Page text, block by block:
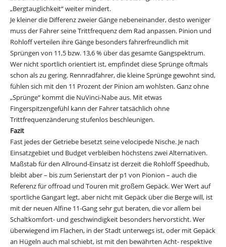
„Bergtauglichkeit“ weiter mindert.
Je kleiner die Differenz zweier Gänge nebeneinander, desto weniger
muss der Fahrer seine Trittfrequenz dem Rad anpassen. Pinion und
Rohloff verteilen ihre Gänge besonders fahrerfreundlich mit
Sprüngen von 11,5 bzw. 13,6 % über das gesamte Gangspektrum.
Wer nicht sportlich orientiert ist, empfindet diese Sprünge oftmals
schon als zu gering. Rennradfahrer, die kleine Sprünge gewohnt sind,
fühlen sich mit den 11 Prozent der Pinion am wohlsten. Ganz ohne
„Sprünge“ kommt die NuVinci-Nabe aus. Mit etwas
Fingerspitzengefühl kann der Fahrer tatsächlich ohne
Trittfrequenzänderung stufenlos beschleunigen.
Fazit
Fast jedes der Getriebe besetzt seine velocipede Nische. Je nach
Einsatzgebiet und Budget verbleiben höchstens zwei Alternativen.
Maßstab für den Allround-Einsatz ist derzeit die Rohloff Speedhub,
bleibt aber – bis zum Serienstart der p1 von Pionion – auch die
Referenz für offroad und Touren mit großem Gepäck. Wer Wert auf
sportliche Gangart legt, aber nicht mit Gepäck über die Berge will, ist
mit der neuen Alfine 11-Gang sehr gut beraten, die vor allem bei
Schaltkomfort- und geschwindigkeit besonders hervorsticht. Wer
überwiegend im Flachen, in der Stadt unterwegs ist, oder mit Gepäck
an Hügeln auch mal schiebt, ist mit den bewährten Acht- respektive